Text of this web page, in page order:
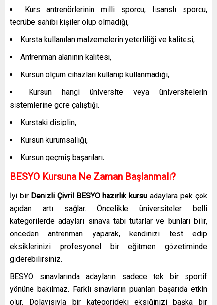
Kurs antrenörlerinin milli sporcu, lisanslı sporcu,
tecrübe sahibi kişiler olup olmadığı,
Kursta kullanılan malzemelerin yeterliliği ve kalitesi,
Antrenman alanının kalitesi,
Kursun ölçüm cihazları kullanıp kullanmadığı,
Kursun hangi üniversite veya üniversitelerin
sistemlerine göre çalıştığı,
Kurstaki disiplin,
Kursun kurumsallığı,
Kursun geçmiş başarıları.
BESYO Kursuna Ne Zaman Başlanmalı?
İyi birDenizli Çivril BESYO hazırlık kursuadaylara pek çok
açıdan artı sağlar. Öncelikle üniversiteler belli
kategorilerde adayları sınava tabi tutarlar ve bunları bilir,
önceden antrenman yaparak, kendinizi test edip
eksiklerinizi profesyonel bir eğitmen gözetiminde
giderebilirsiniz.
BESYO sınavlarında adayların sadece tek bir sportif
yönüne bakılmaz. Farklı sınavların puanları başarıda etkin
olur. Dolayısıyla bir kategorideki eksiğinizi başka bir